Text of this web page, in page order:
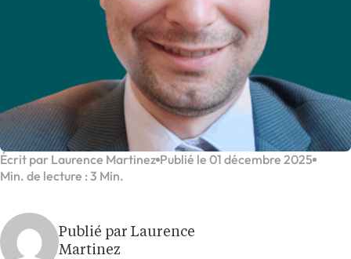
Écrit par Laurence Martinez Publié le 01 décembre 2025
Min. de lecture : 3 Min.
Publié par Laurence
Martinez